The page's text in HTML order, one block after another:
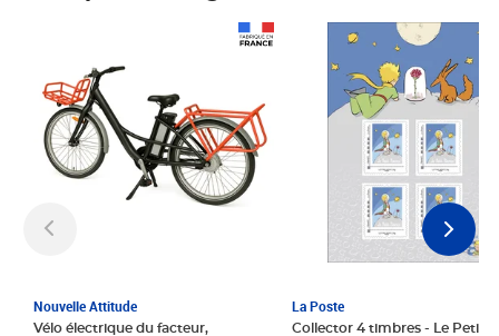
Nouvelle Attitude
Vélo électrique du facteur,
La Poste
Collector 4 timbres - Le Petit
Prix 6,25€ HT